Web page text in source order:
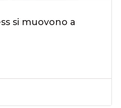
si muovono a